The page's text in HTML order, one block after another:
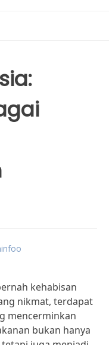
kehabisan
nikmat, terdapat
mencerminkan
bukan hanya